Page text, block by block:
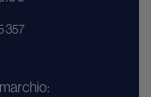
357